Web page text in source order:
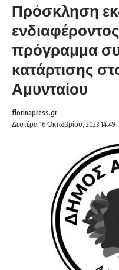
Πρόσκληση
πρόγραμμα
κατάρτισης
Αμυνταίου
Δευτέρα 16 Οκτωβρίου, 2023 14:49
florinapress.gr